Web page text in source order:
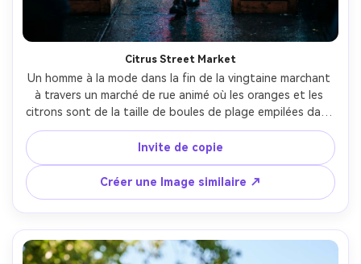
Citrus Street Market
Un homme à la mode dans la fin de la vingtaine marchant
à travers un marché de rue animé où les oranges et les
citrons sont de la taille de boules de plage empilées dans
des caisses, des panneaux de prix au néon, de la vapeur
des stands de nourriture, des reflets de nuit pluvieuse,
prise sur Canon R5 35mm f/1.4, style de rue franc au
niveau des yeux, mise au point nette avec bokeh
cinématographique, texture de peau photoréaliste,
couleur humorée vibrante grade- -ar 4:5
Invite de copie
Créer une Image similaire ↗